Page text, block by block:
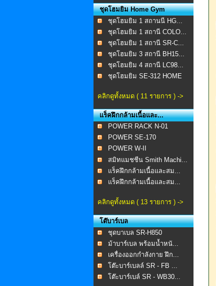
ชุดโฮมยิม Home Gym
ชุดโฮมยิม 1 สถานนี HG...
ชุดโฮมยิม 1 สถานี COLO...
ชุดโฮมยิม 1 สถานี SR-C...
ชุดโฮมยิม 3 สถานี BH15...
ชุดโฮมยิม 4 สถานี LC98...
ชุดโฮมยิม SE-312 HOME
คลิกดูทั้งหมด ( 11 รายการ ) ->
แร็คฝึกกล้ามเนื้อและ...
POWER RACK N-01
POWER SE-170
POWER W-II
สมิทแมชชีน Smith Machi...
แร็คฝึกกล้ามเนื้อและสม...
แร็คฝึกกล้ามเนื้อและสม...
คลิกดูทั้งหมด ( 13 รายการ ) ->
โต๊บาร์เบล
ชุดบาเบล SR-H850
ม้าบาร์เบล พร้อมน้ำหนั...
เครื่องออกกำลังกาย ฝึก...
โต๊ะบาร์เบลล์ SR - FB ...
โต๊ะบาร์เบล์ SR - WB30...